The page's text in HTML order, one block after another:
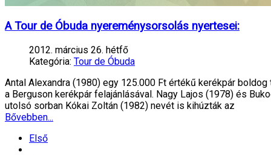
A Tour de Óbuda nyereménysorsolás nyertesei:
2012. március 26. hétfő
Kategória: Tour de Óbuda
Antal Alexandra (1980) egy 125.000 Ft értékű kerékpár
a Berguson kerékpár felajánlásával. Nagy Lajos (1978) és
utolsó sorban Kókai Zoltán (1982) nevét is kihúzták az
Bővebben...
Első